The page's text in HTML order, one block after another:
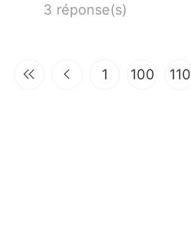
3 réponse(s)
1 100 110